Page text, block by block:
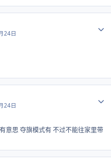
24日
24日
意思 夺旗模式有 不过不能往家里带